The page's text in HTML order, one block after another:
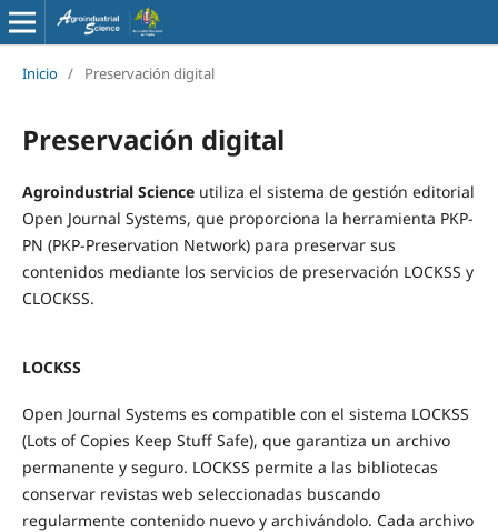
Inicio / Preservación digital
Preservación digital
Agroindustrial Science utiliza el sistema de gestión editorial
Open Journal Systems, que proporciona la herramienta PKP-
PN (PKP-Preservation Network) para preservar sus
contenidos mediante los servicios de preservación LOCKSS y
CLOCKSS.
LOCKSS
Open Journal Systems es compatible con el sistema LOCKSS
(Lots of Copies Keep Stuff Safe), que garantiza un archivo
permanente y seguro. LOCKSS permite a las bibliotecas
conservar revistas web seleccionadas buscando
regularmente contenido nuevo y archivándolo. Cada archivo